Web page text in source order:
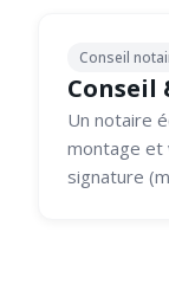
Conseil
Conseil
Un notaire
montage et
signature